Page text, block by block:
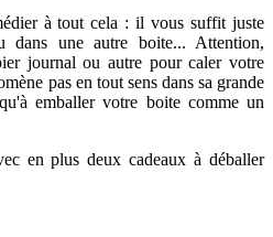
à tout cela : il vous suffit juste
dans une autre boite... Attention,
journal ou autre pour caler votre
pas en tout sens dans sa grande
emballer votre boite comme un
en plus deux cadeaux à déballer